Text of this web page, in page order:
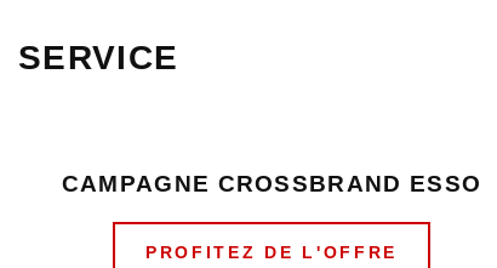
SERVICE
CAMPAGNE CROSSBRAND ESSO
PROFITEZ DE L'OFFRE